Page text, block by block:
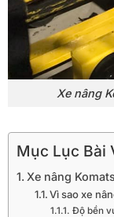
Xe nâng
Mục Lục Bài
Xe nâng
Vì sao xe
Độ bền